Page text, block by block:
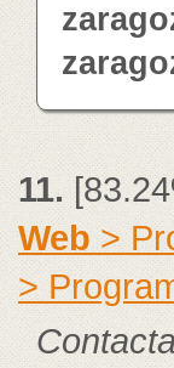
11.
Web >
>